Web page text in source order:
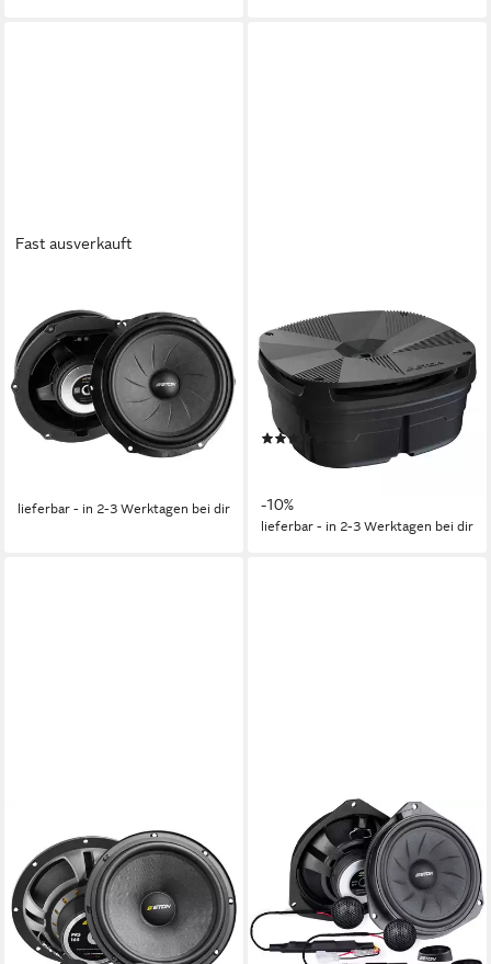
Fast ausverkauft
UG VAG 180, ETON Upgrade
18 cm Woofer für VAG
Fahrzeuge Auto-Lautsprecher
70 W Gesamtleistung
0 kg
Gewicht
149,00 € UVP169,00 €
mtl. in 12 Raten
lieferbar - in 2-3 Werktagen bei dir
RES 12 30 cm
Aktivsubwoofer das
Reserverad Auto-Subwoofer
200 W
Gesamtleistung
10,61 kg
Gewicht
359,00 € UVP399,00 €
-10%
lieferbar - in 2-3 Werktagen bei dir
PRS 165.2 16,5cm Kompo
Lautsprecher 2-Wege System
Auto-Lautsprecher
60 W Gesamtleistung
2,84 kg Gewicht
UG FIAT FD16 16,5 cm (6.5)
2-Wege Kompo Set für u.a.
Fiat Ducato III Auto-
Lautsprecher
60 W Gesamtleistung